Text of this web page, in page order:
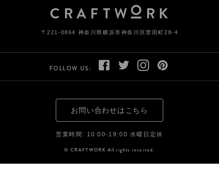
〒221-0864 神奈川県横浜市神奈川区菅田町28-4
FOLLOW US:
お問い合わせはこちら
営業時間: 10:00-19:00 水曜日定休
© CRAFTWORK All rights reserved.